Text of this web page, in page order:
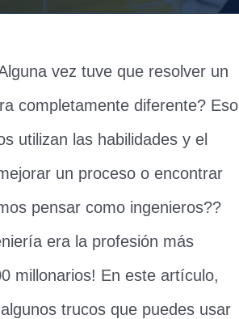
vez tuve que resolver un
completamente diferente? Eso
utilizan las habilidades y el
un proceso o encontrar
pensar como ingenieros??
era la profesión más
millonarios! En este artículo,
trucos que puedes usar